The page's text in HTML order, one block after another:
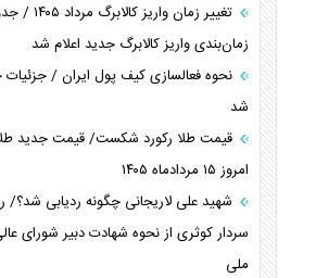
تغییر زمان واریز کالابرگ
زمان‌بندی واریز کالابرگ جدید اعلام شد
نحوه فعالسازی کیف پول ایران / جزئیات
شد
قیمت طلا رکورد شکست/ قیمت جدید
امروز ۱۵ مردادماه ۱۴۰۵
شهید علی لاریجانی چگونه ردیابی شد؟/
سردار کوثری از نحوه شهادت دبیر شورای
ملی